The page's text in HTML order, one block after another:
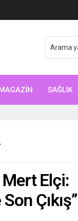
SAĞLIK
Mert Elçi:
Çıkış”